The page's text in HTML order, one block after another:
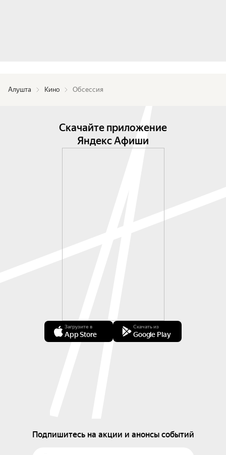
Алушта Кино Обсессия
Скачайте приложение
Яндекс Афиши
Загрузите в
App Store
Скачать из
Google Play
Подпишитесь на акции и анонсы событий